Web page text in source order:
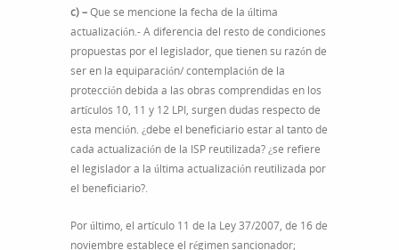
c) –Que se mencione la fecha de la última
actualización.- A diferencia del resto de condiciones
propuestas por el legislador, que tienen su razón de
ser en la equiparación/ contemplación de la
protección debida a las obras comprendidas en los
artículos 10, 11 y 12 LPI, surgen dudas respecto de
esta mención. ¿debe el beneficiario estar al tanto de
cada actualización de la ISP reutilizada? ¿se refiere
el legislador a la última actualización reutilizada por
el beneficiario?.
Por último, el artículo 11 de la Ley 37/2007, de 16 de
noviembre establece el régimen sancionador;